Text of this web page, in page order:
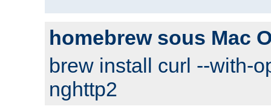
homebrew sous Mac
brew install curl --with-
nghttp2